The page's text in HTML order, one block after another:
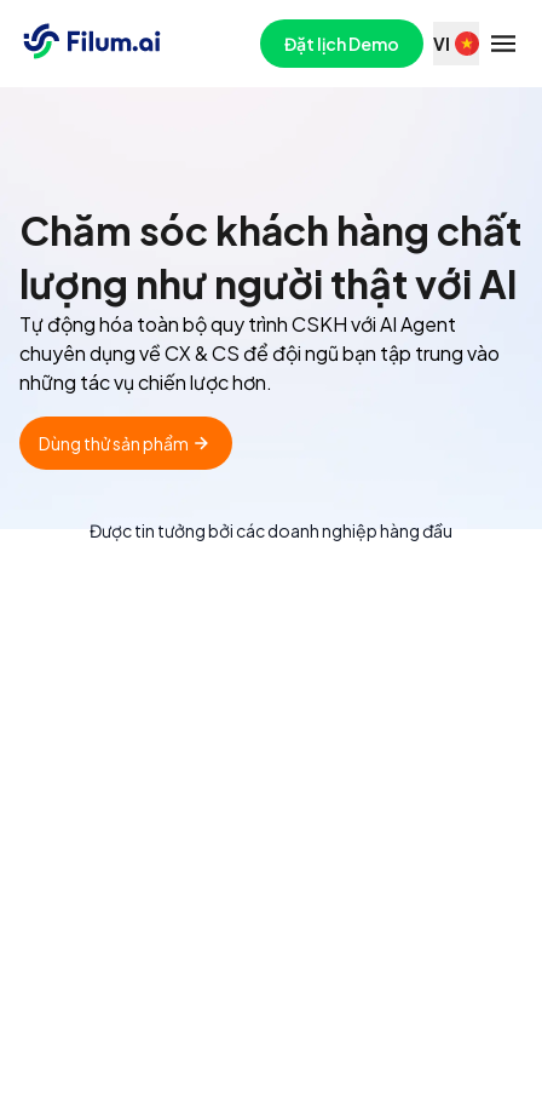
Đặt lịch Demo VI
Chăm sóc khách hàng chất
lượng như người thật với AI
Tự động hóa toàn bộ quy trình CSKH với AI Agent
chuyên dụng về CX & CS để đội ngũ bạn tập trung vào
những tác vụ chiến lược hơn.
Dùng thử sản phẩm
Được tin tưởng bởi các doanh nghiệp hàng đầu